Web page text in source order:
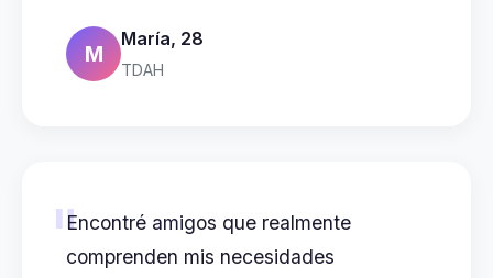
M
María, 28
TDAH
"Encontré amigos que realmente
comprenden mis necesidades